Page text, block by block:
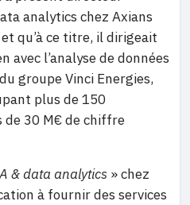
analytics chez Axians
qu’à ce titre, il dirigeait
avec l’analyse de données
groupe Vinci Energies,
plus de 150
de 30 M€ de chiffre
& data analytics » chez
à fournir des services